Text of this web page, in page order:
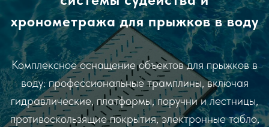
хронометража для прыжков в воду
Комплексное оснащение объектов для прыжков в
воду: профессиональные трамплины, включая
гидравлические, платформы, поручни и лестницы,
противоскользящие покрытия, электронные табло,